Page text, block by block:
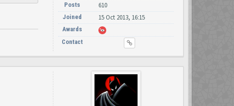
Posts 610
Joined 15 Oct 2013, 16:15
Awards
Contact